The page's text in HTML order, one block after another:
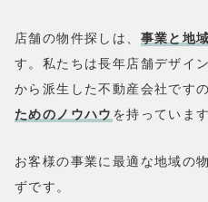
店舗の物件探しは、 事業と地
す。私たちは長年店舗デザイ
から派生した不動産会社です
ためのノウハウ を持っています
お客様の事業に最適な地域の
ずです。